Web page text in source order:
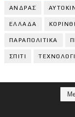
ΑΝΔΡΑΣ
ΕΛΛΑΔΑ
ΠΑΡΑΠΟΛΙΤΙΚΑ
ΣΠΙΤΙ